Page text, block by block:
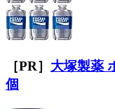
［PR］ 大塚製薬
個